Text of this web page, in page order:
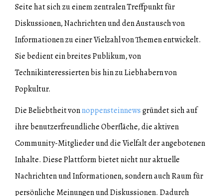
Seite hat sich zu einem zentralen Treffpunkt für
Diskussionen, Nachrichten und den Austausch von
Informationen zu einer Vielzahl von Themen entwickelt.
Sie bedient ein breites Publikum, von
Technikinteressierten bis hin zu Liebhabern von
Popkultur.
Die Beliebtheit vonnoppensteinnewsgründet sich auf
ihre benutzerfreundliche Oberfläche, die aktiven
Community-Mitglieder und die Vielfalt der angebotenen
Inhalte. Diese Plattform bietet nicht nur aktuelle
Nachrichten und Informationen, sondern auch Raum für
persönliche Meinungen und Diskussionen. Dadurch